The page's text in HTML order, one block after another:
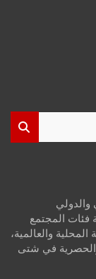
والدولي
فئات المجتمع
والعالمية،
والحصرية في شتى